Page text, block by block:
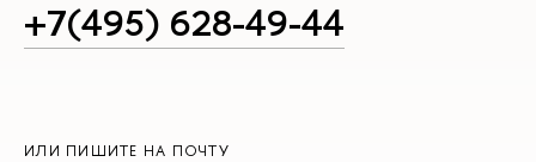
+7(495) 628-49-44
ИЛИ ПИШИТЕ НА ПОЧТУ